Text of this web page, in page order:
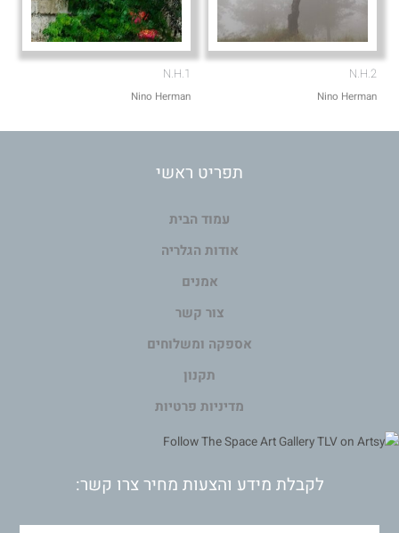
N.H.2
Nino Herman
N.H.1
Nino Herman
תפריט ראשי
עמוד הבית
אודות הגלריה
אמנים
צור קשר
אספקה ומשלוחים
תקנון
מדיניות פרטיות
לקבלת מידע והצעות מחיר צרו קשר: